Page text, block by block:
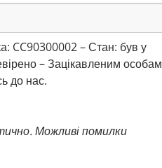
CC90300002 – Стан: був у
– Зацікавленим особам
до нас.
Можливі помилки